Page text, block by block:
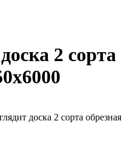
2 сорта
доска 2 сорта обрезная